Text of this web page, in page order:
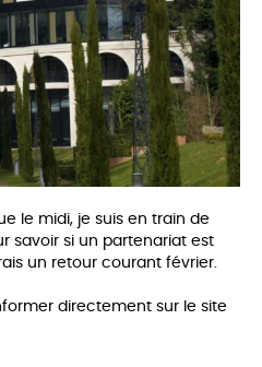
le midi, je suis en train de
savoir si un partenariat est
un retour courant février.
directement sur le site